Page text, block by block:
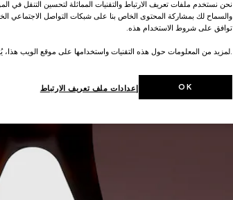
نحن نستخدم ملفات تعريف الارتباط والتقنيات المماثلة لتحسين التنقل في
والسماح لك بمشاركة المحتوى الخاص بنا على شبكات التواصل الاجتماعي
توافق على شروط الاستخدام هذه.
.لمزيد من المعلومات حول هذه التقنيات واستخدامها على موقع الويب
إعدادات ملف تعريف الارتباط OK